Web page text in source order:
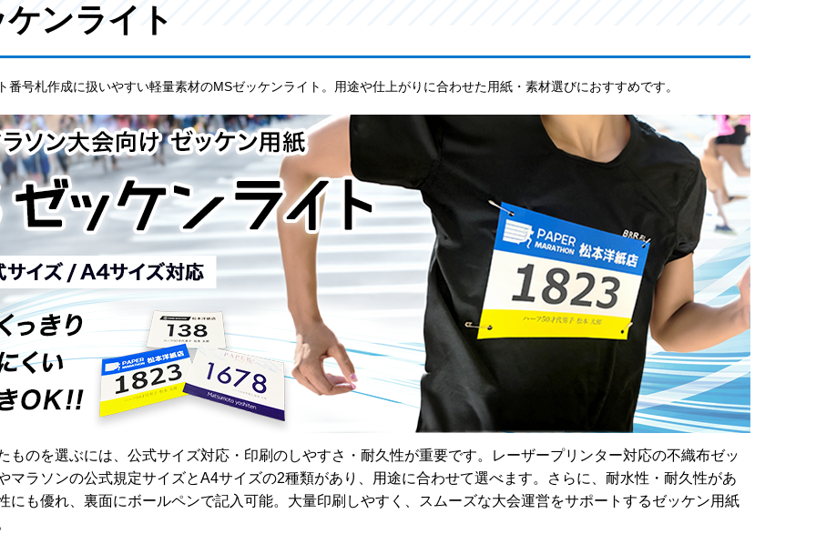
ンライト
番号札作成に扱いやすい軽量素材のMSゼッケンライト。用途や仕上がりに合わせた用紙・素材選びにおすすめです。
ものを選ぶには、公式サイズ対応・印刷のしやすさ・耐久性が重要です。レーザープリンター対応の不織布ゼッ
マラソンの公式規定サイズとA4サイズの2種類があり、用途に合わせて選べます。さらに、耐水性・耐久性があ
にも優れ、裏面にボールペンで記入可能。大量印刷しやすく、スムーズな大会運営をサポートするゼッケン用紙